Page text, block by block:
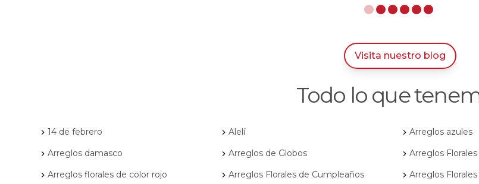
Visita nuestro blog
Todo lo que
14 de febrero Alelí Arreglos azules
Arreglos damasco
Arreglos de Globos Arreglos Florales
Arreglos florales de color rojo
Arreglos Florales de Cumpleaños Arreglos